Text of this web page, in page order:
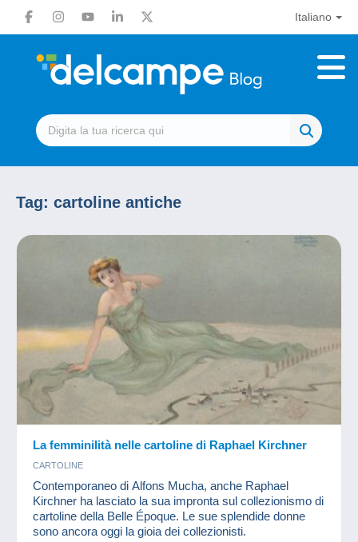
Italiano
Tag: cartoline antiche
La femminilità nelle cartoline di Raphael Kirchner
CARTOLINE
Contemporaneo di Alfons Mucha, anche Raphael
Kirchner ha lasciato la sua impronta sul collezionismo di
cartoline della Belle Époque. Le sue splendide donne
sono ancora oggi la gioia dei collezionisti.